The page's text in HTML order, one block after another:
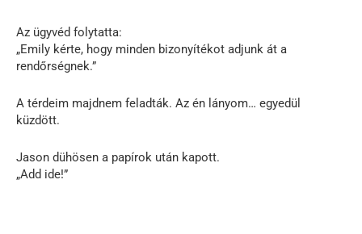
Az ügyvéd folytatta:
„Emily kérte, hogy minden bizonyítékot adjunk át a
rendőrségnek.”
A térdeim majdnem feladták. Az én lányom… egyedül
küzdött.
Jason dühösen a papírok után kapott.
„Add ide!”